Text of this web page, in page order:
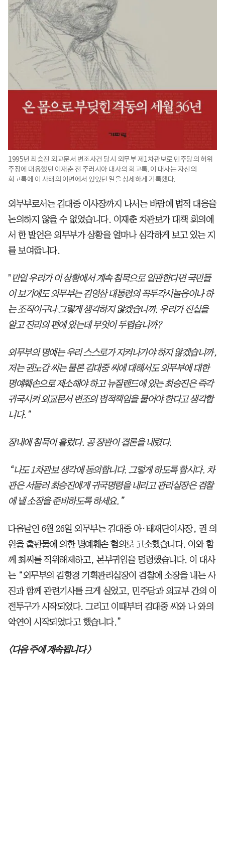
1995년 최승진 외교문서 변조사건 당시 외무부 제1차관보로 민주당의 허위
주장에 대응했던 이재춘 전 주러시아 대사의 회고록. 이 대사는 자신의
회고록에 이 사태의 이면에서 있었던 일을 상세하게 기록했다.
외무부로서는 김대중 이사장까지 나서는 바람에 법적 대응을
논의하지 않을 수 없었습니다. 이재춘 차관보가 대책 회의에
서 한 발언은 외무부가 상황을 얼마나 심각하게 보고 있는 지
를 보여줍니다.
" 만일 우리가 이 상황에서 계속 침묵으로 일관한다면 국민들
이 보기에도 외무부는 김영삼 대통령의 꼭두각시놀음이나 하
는 조직이구나 그렇게 생각하지 않겠습니까. 우리가 진실을
알고 진리의 편에 있는데 무엇이 두렵습니까?
외무부의 명예는 우리 스스로가 지켜나가야 하지 않겠습니까,
저는 권노갑 씨는 물론 김대중 씨에 대해서도 외무부에 대한
명예훼손으로 제소해야 하고 뉴질랜드에 있는 최승진은 즉각
귀국시켜 외교문서 변조의 법적책임을 물어야 한다고 생각합
니다."
장내에 침묵이 흘렀다. 공 장관이 결론을 내렸다.
“나도 1차관보 생각에 동의합니다. 그렇게 하도록 합시다. 차
관은 서둘러 최승진에게 귀국명령을 내리고 관리실장은 검찰
에 낼 소장을 준비하도록 하세요.”
다음날인 6월 26일 외무부는 김대중 아·태재단이사장, 권 의
원을 출판물에 의한 명예훼손 혐의로 고소했습니다. 이와 함
께 최씨를 직위해제하고, 본부귀임을 명령했습니다. 이 대사
는 “외무부의 김항경 기획관리실장이 검찰에 소장을 내는 사
진과 함께 관련기사를 크게 실었고, 민주당과 외교부 간의 이
전투구가 시작되었다. 그리고 이때부터 김대중 씨와 나 와의
악연이 시작되었다고 했습니다.”
<다음 주에 계속됩니다 >